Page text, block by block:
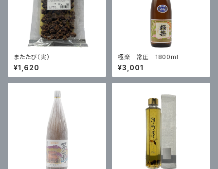
またたび（実）
¥1,620
極楽 常圧 1800ml
¥3,001